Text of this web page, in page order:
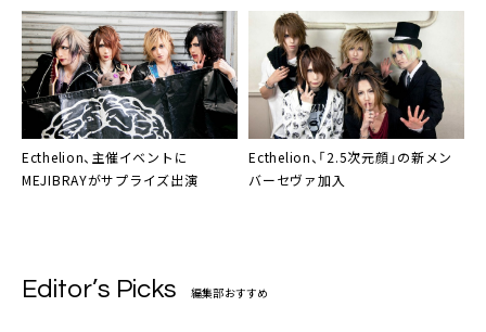
Ecthelion、主催イベントに
MEJIBRAYがサプライズ出演
Ecthelion、「2.5次元顔」の新メン
バーセヴァ加入
Editor’s Picks 編集部おすすめ